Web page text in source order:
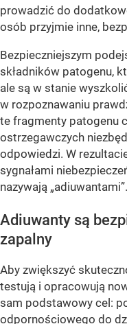
prowadzić do
osób przyjmie inne,
Bezpieczniejszym
składników patogenu,
ale są w stanie
w rozpoznawaniu
te fragmenty patogenu
ostrzegawczych
odpowiedzi. W
sygnałami
nazywają „adiuwantami”.
Adiuwanty są
zapalny
Aby zwiększyć
testują i opracowują
sam podstawowy cel:
odpornościowego do